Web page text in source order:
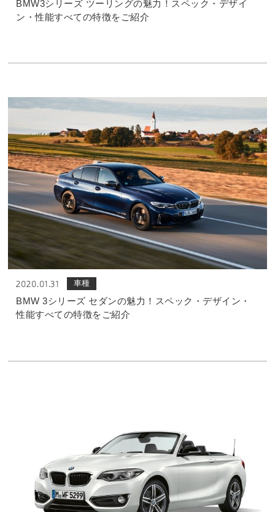
BMW3シリーズ ツーリングの魅力！スペック・デザイ
ン・性能すべての特徴をご紹介
2020.01.31 車種
BMW 3シリーズ セダンの魅力！スペック・デザイン・
性能すべての特徴をご紹介